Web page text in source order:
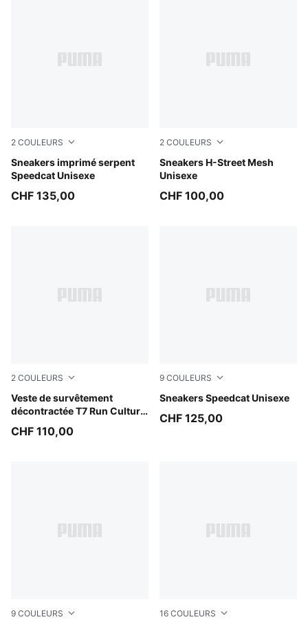
2 COULEURS
Sneakers imprimé serpent
Speedcat Unisexe
Bitter Chocolate-Toasted Almond
CHF 135,00
2 COULEURS
Sneakers H-Street Mesh
Unisexe
Buttercream-Gum
CHF 100,00
2 COULEURS
Veste de survêtement
décontractée T7 Run Culture
Inky Depths
CHF 110,00
9 COULEURS
Sneakers Speedcat Unisexe
Mouse Gray-PUMA Black
CHF 125,00
9 COULEURS 16 COULEURS